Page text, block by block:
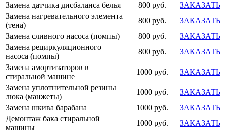
Замена датчика дисбаланса белья
800 руб.
ЗАКАЗАТЬ
Замена нагревательного элемента
(тена)
800 руб.
ЗАКАЗАТЬ
Замена сливного насоса (помпы)
800 руб.
ЗАКАЗАТЬ
Замена рециркуляционного
насоса (помпы)
800 руб.
ЗАКАЗАТЬ
Замена амортизаторов в
стиральной машине
1000 руб.
ЗАКАЗАТЬ
Замена уплотнительной резины
люка (манжеты)
1000 руб.
ЗАКАЗАТЬ
Замена шкива барабана
1000 руб.
ЗАКАЗАТЬ
Демонтаж бака стиральной
машины
1000 руб.
ЗАКАЗАТЬ